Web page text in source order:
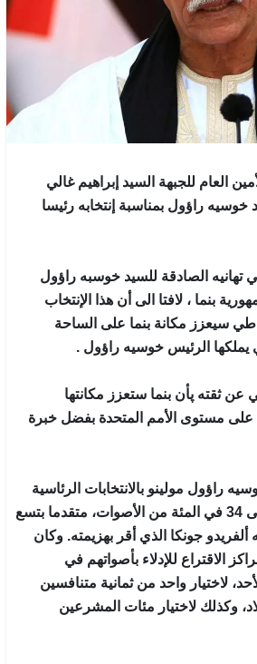
العام للجبهة السيد إبراهيم غالي
خوسيه راؤول بمناسبة إنتخابه رئيسا
تهانيه الصادقة للسيد خوسبه راؤول
بنما ، لافتا الى أن هذا الإنتخاب
سيعزز مكانة بنما على الساحة
يملكها الرئيس خوسيه راؤول .
عن ثقته پأن بنما ستعزز مكانتها
على مستوى الأمم المتحدة بفضل خبرة
راؤول مولينو بالانتخابات الرئاسية
في بنما الأحد بحصوله على 34 في المئة من الأصوات، متقدما بتسع
جونكا الذي أقر بهزيمته. وكان
الاقتراع للإدلاء بأصواتهم في
لاختيار واحد من ثمانية متنافسين
وكذلك لاختيار مئات المشرعين